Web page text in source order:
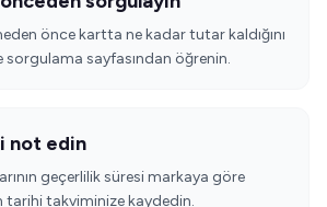
önce kartta ne kadar tutar kaldığını
sorgulama sayfasından öğrenin.
not edin
geçerlilik süresi markaya göre
tarihi takviminize kaydedin.